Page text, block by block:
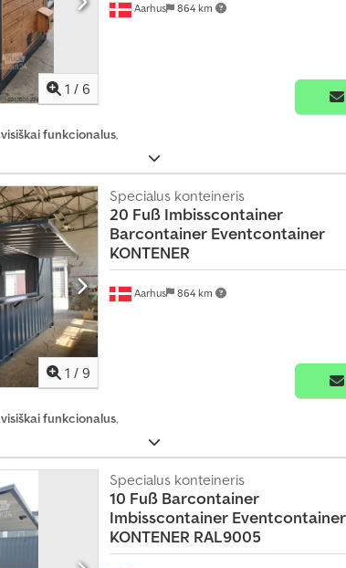
1 / 6
Aarhus 864 km
visiškai funkcionalus,
1 / 9
Aarhus 864 km
Specialus konteineris
20 Fuß Imbisscontainer
Barcontainer Eventcontainer
KONTENER
visiškai funkcionalus,
Specialus konteineris
10 Fuß Barcontainer
Imbisscontainer Eventcontainer
KONTENER RAL9005